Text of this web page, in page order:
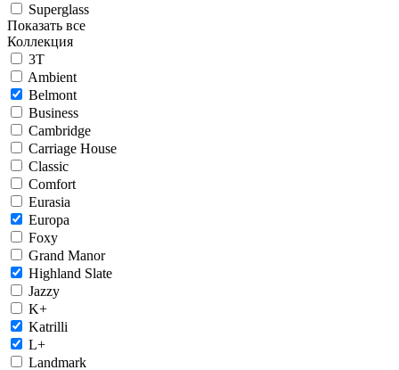
Superglass
Показать все
Коллекция
3T
Ambient
Belmont
Business
Cambridge
Carriage House
Classic
Comfort
Eurasia
Europa
Foxy
Grand Manor
Highland Slate
Jazzy
K+
Katrilli
L+
Landmark